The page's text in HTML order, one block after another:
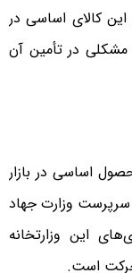
این کالای اساسی در
مشکلی در تأمین آن
اساسی در بازار
وزارت جهاد
این وزارتخانه
حرکت است.